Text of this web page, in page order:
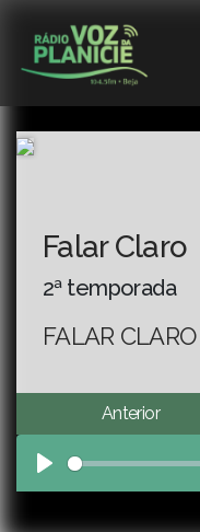
Falar Claro
2ª temporada
FALAR
Anterior
Play